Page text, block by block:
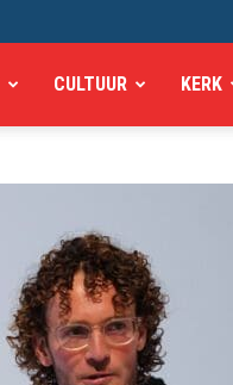
CULTUUR KERK